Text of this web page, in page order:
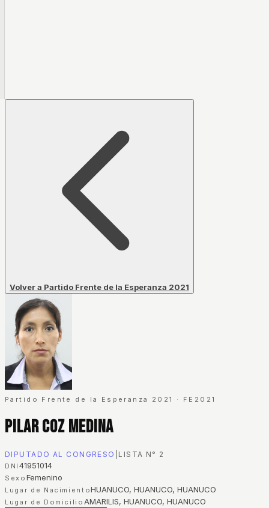
Volver a Partido Frente de la Esperanza 2021
Partido Frente de la Esperanza 2021 · FE2021
Pilar Coz Medina
DIPUTADO AL CONGRESO LISTA N° 2
DNI 41951014
Sexo Femenino
Lugar de NacimientoHUANUCO, HUANUCO, HUANUCO
Lugar de Domicilio AMARILIS, HUANUCO, HUANUCO